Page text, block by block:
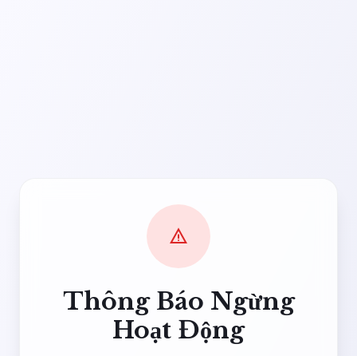
warning
Thông Báo Ngừng
Hoạt Động